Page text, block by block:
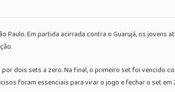
Paulo. Em partida acirrada contra o Guarujá, os jovens
dois sets a zero. Na final, o primeiro set foi vencido
foram essenciais para virar o jogo e fechar o set em